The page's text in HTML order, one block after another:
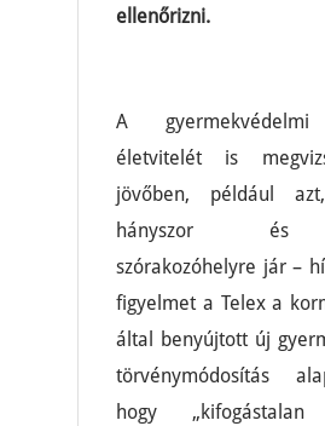
ellenőrizni.
A gyermekvédelmi
életvitelét is
jövőben, például
hányszor és
szórakozóhelyre jár –
figyelmet a Telex a
által benyújtott új
törvénymódosítás
hogy „kifogástalan